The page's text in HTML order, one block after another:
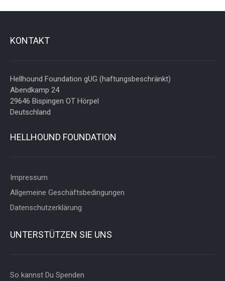
KONTAKT
Hellhound Foundation gUG (haftungsbeschränkt)
Abendkamp 24
29646 Bispingen OT Hörpel
Deutschland
HELLHOUND FOUNDATION
Impressum
Allgemeine Geschäftsbedingungen
Datenschutzerklärung
UNTERSTÜTZEN SIE UNS
So kannst Du Spenden